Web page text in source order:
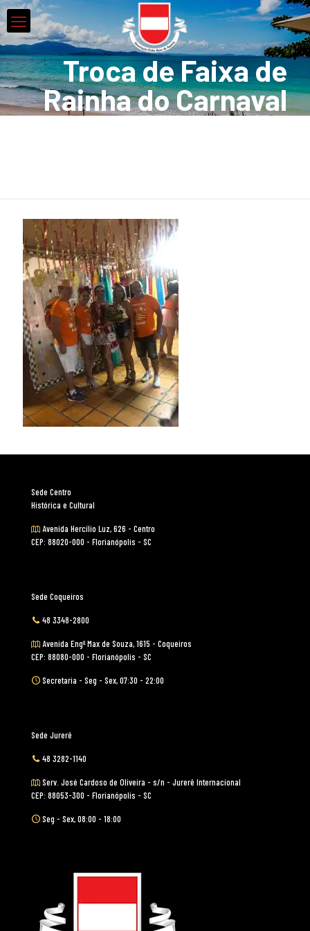
Troca de Faixa de
Rainha do Carnaval
Sede Centro
Histórica e Cultural
Avenida Hercílio Luz, 626 - Centro
CEP: 88020-000 - Florianópolis - SC
Sede Coqueiros
48 3348-2800
Avenida Engº Max de Souza, 1615 - Coqueiros
CEP: 88080-000 - Florianópolis - SC
Secretaria - Seg - Sex, 07:30 - 22:00
Sede Jurerê
48 3282-1140
Serv. José Cardoso de Oliveira - s/n - Jurerê Internacional
CEP: 88053-300 - Florianópolis - SC
Seg - Sex, 08:00 - 18:00